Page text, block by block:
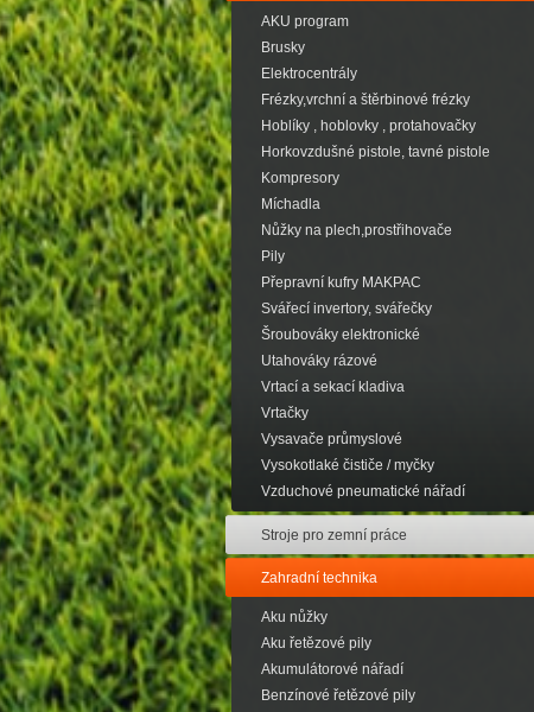
AKU program
Brusky
Elektrocentrály
Frézky,vrchní a štěrbinové frézky
Hoblíky , hoblovky , protahovačky
Horkovzdušné pistole, tavné pistole
Kompresory
Míchadla
Nůžky na plech,prostřihovače
Pily
Přepravní kufry MAKPAC
Svářecí invertory, svářečky
Šroubováky elektronické
Utahováky rázové
Vrtací a sekací kladiva
Vrtačky
Vysavače průmyslové
Vysokotlaké čističe / myčky
Vzduchové pneumatické nářadí
Stroje pro zemní práce
Zahradní technika
Aku nůžky
Aku řetězové pily
Akumulátorové nářadí
Benzínové řetězové pily